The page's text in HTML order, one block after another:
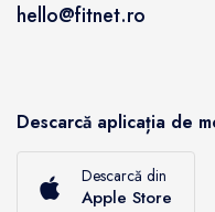
hello@fitnet.ro
Descarcă aplicația de
Descarcă din
Apple Store